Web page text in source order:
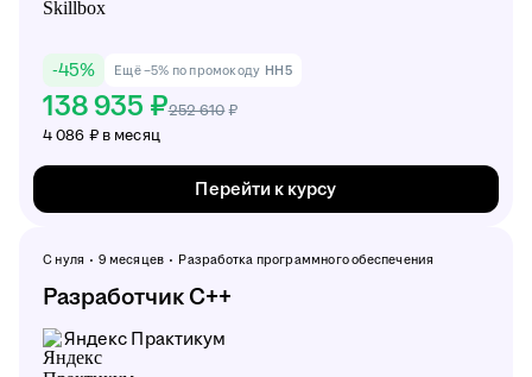
-45% Ещё −5% по промокоду HH5
138 935 ₽252 610 ₽
4 086 ₽ в месяц
Перейти к курсу
С нуля 9 месяцев Разработка программного обеспечения
Разработчик C++
Яндекс Практикум